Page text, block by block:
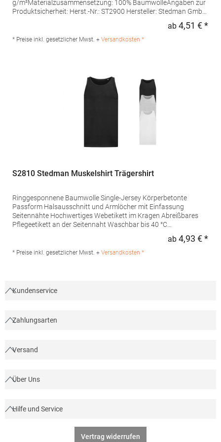
g/m²Materialzusammensetzung: 100% BaumwolleAngaben zur
Produktsicherheit: Herst.-Nr.: ST2900 Hersteller: Stedman GmbH
ab 4,51 € *
* Preise inkl. gesetzlicher Mwst. + Versandkosten *
S2810 Stedman Muskelshirt Trägershirt
Ringgesponnene Baumwolle Single-Jersey Körperbetonte
Passform Halsausschnitt und Armlöcher mit Einfassung
Seitennähte Hochwertiges Webetikett im Kragen Abreißbares
Pflegeetikett an der Seitennaht Waschbar bis 40 °C
g/m²Materialzusammensetzung: 100% Baumwolle (Grey
Heather: 85% Baumwolle / 15% Viskose)Angaben zur
ab 4,93 € *
* Preise inkl. gesetzlicher Mwst. + Versandkosten *
Kundenservice
Zahlungsarten
Versand
Über Uns
Hilfe und Service
Vertrag widerrufen